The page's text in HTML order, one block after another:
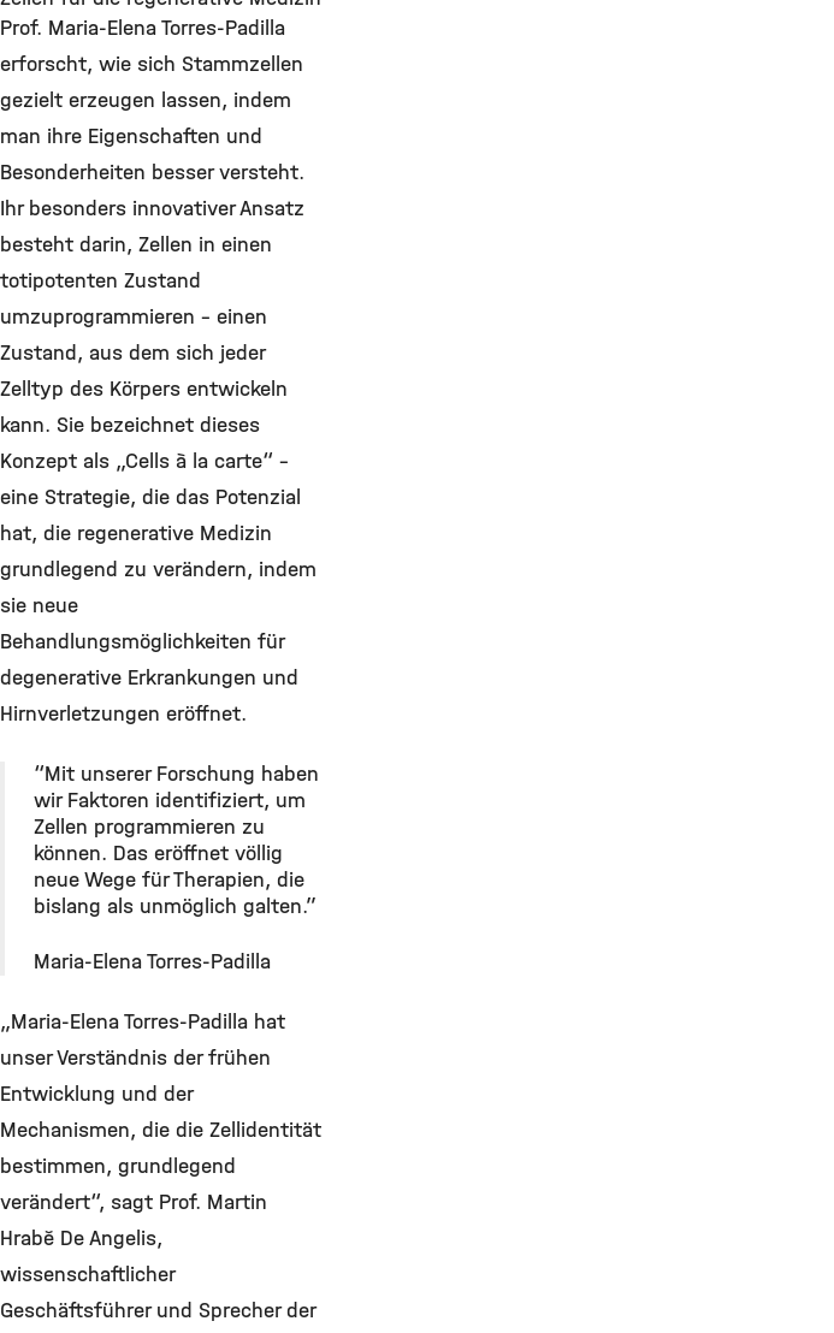
Prof. Maria-Elena Torres-Padilla
erforscht, wie sich Stammzellen
gezielt erzeugen lassen, indem
man ihre Eigenschaften und
Besonderheiten besser versteht.
Ihr besonders innovativer Ansatz
besteht darin, Zellen in einen
totipotenten Zustand
umzuprogrammieren – einen
Zustand, aus dem sich jeder
Zelltyp des Körpers entwickeln
kann. Sie bezeichnet dieses
Konzept als „Cells à la carte“ –
eine Strategie, die das Potenzial
hat, die regenerative Medizin
grundlegend zu verändern, indem
sie neue
Behandlungsmöglichkeiten für
degenerative Erkrankungen und
Hirnverletzungen eröffnet.
“Mit unserer Forschung haben
wir Faktoren identifiziert, um
Zellen programmieren zu
können. Das eröffnet völlig
neue Wege für Therapien, die
bislang als unmöglich galten.”
Maria-Elena Torres-Padilla
„Maria-Elena Torres-Padilla hat
unser Verständnis der frühen
Entwicklung und der
Mechanismen, die die Zellidentität
bestimmen, grundlegend
verändert“, sagt Prof. Martin
Hrabě De Angelis,
wissenschaftlicher
Geschäftsführer und Sprecher der